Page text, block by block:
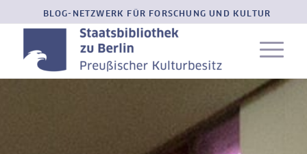
BLOG-NETZWERK FÜR FORSCHUNG UND KULTUR